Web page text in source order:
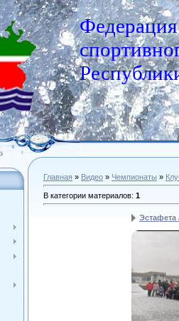
Федерация
Главная » Видео » Чемпионаты »
В категории материалов: 1
Эстафета